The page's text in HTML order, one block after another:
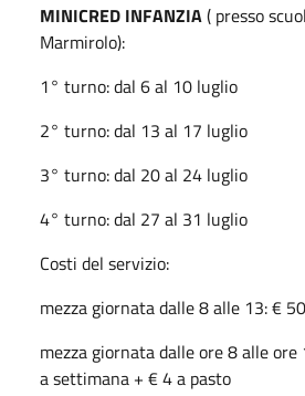
MINICRED INFANZIA( presso
Marmirolo):
1° turno: dal 6 al 10 luglio
2° turno: dal 13 al 17 luglio
3° turno: dal 20 al 24 luglio
4° turno: dal 27 al 31 luglio
Costi del servizio:
mezza giornata dalle 8 alle 13: €
mezza giornata dalle ore 8 alle
a settimana + € 4 a pasto